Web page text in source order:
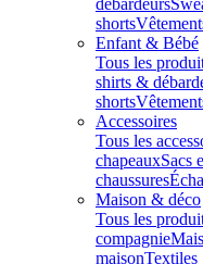
débardeurs
shorts
Enfant & Bébé
Tous les
shirts &
shorts
Accessoires
Tous les
chapeauxSacs
chaussures
Maison & déco
Tous les
compagnie
maisonTextiles